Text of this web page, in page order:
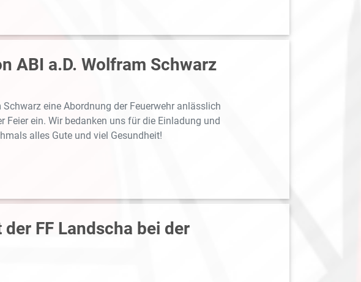
ABI a.D. Wolfram Schwarz
eine Abordnung der Feuerwehr anlässlich
Feier ein. Wir bedanken uns für die Einladung und
alles Gute und viel Gesundheit!
FF Landscha bei der